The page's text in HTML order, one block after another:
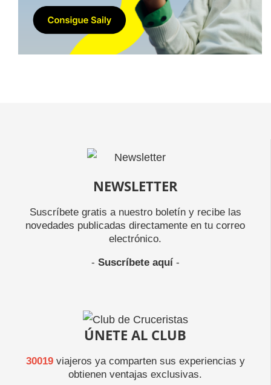
NEWSLETTER
Suscríbete gratis a nuestro boletín y recibe las
novedades publicadas directamente en tu correo
electrónico.
- Suscríbete aquí-
ÚNETE AL CLUB
30019viajeros ya comparten sus experiencias y
obtienen ventajas exclusivas.